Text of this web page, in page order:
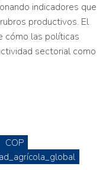
indicadores que
productivos. El
cómo las políticas
sectorial como
COP